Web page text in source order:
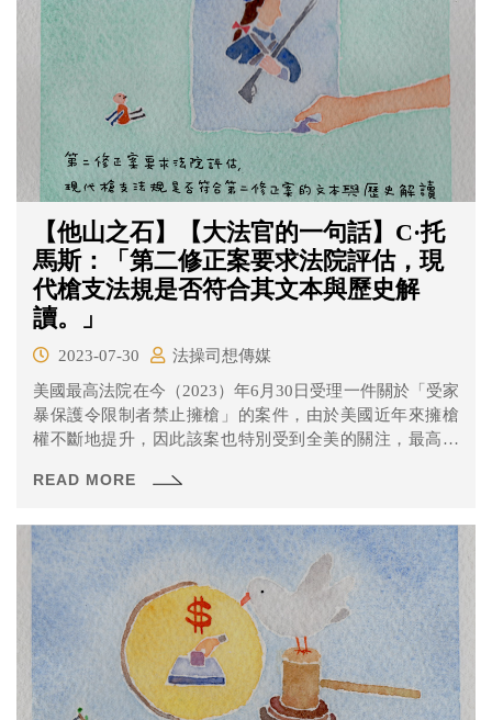
【他山之石】【大法官的一句話】C·托
馬斯：「第二修正案要求法院評估，現
代槍支法規是否符合其文本與歷史解
讀。」
2023-07-30
法操司想傳媒
美國最高法院在今（2023）年6月30日受理一件關於「受家
暴保護令限制者禁止擁槍」的案件，由於美國近年來擁槍
權不斷地提升，因此該案也特別受到全美的關注，最高法
READ MORE